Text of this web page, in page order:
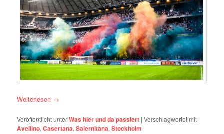
Weiterlesen →
Veröffentlicht unterWas hier und da passiert |Verschlagwortet mit
Avellino,Casertana,Salernitana,Stockholm